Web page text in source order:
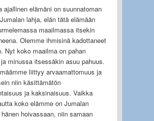
ajallinen elämäni on suunnatoman
lahja, elän tätä elämään
maailmassa itsekin
Olemme ihmisinä kadottaneet
Nyt koko maailma on pahan
minussa itsessäkin asuu pahuus.
liittyy arvaamattomuus ja
niin käsittämätön
ja kaksinaisuus. Vaikka
koko elämme on Jumalan
hoivassaan, niin samaan